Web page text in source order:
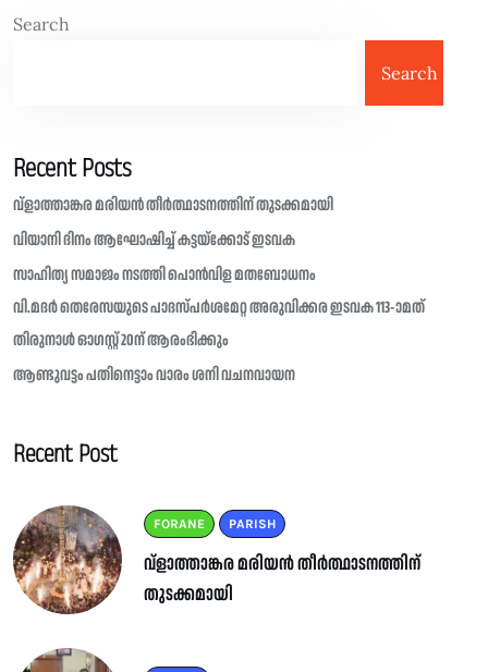
Search
Search
Recent Posts
വ്ളാത്താങ്കര മരിയൻ തീർത്ഥാടനത്തിന് തുടക്കമായി
വിയാനി ദിനം ആഘോഷിച്ച് കട്ടയ്ക്കോട് ഇടവക
സാഹിത്യ സമാജം നടത്തി പൊൻവിള മതബോധനം
വി.മദർ തെരേസയുടെ പാദസ്പർശമേറ്റ അരുവിക്കര ഇടവക 113-ാമത്
തിരുനാൾ ഓഗസ്റ്റ് 20ന് ആരംഭിക്കും
ആണ്ടുവട്ടം പതിനെട്ടാം വാരം ശനി വചനവായന
Recent Post
FORANE PARISH
വ്ളാത്താങ്കര മരിയൻ തീർത്ഥാടനത്തിന്
തുടക്കമായി